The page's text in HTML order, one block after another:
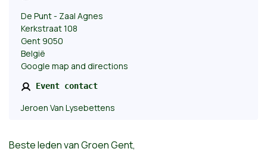
De Punt - Zaal Agnes
Kerkstraat 108
Gent 9050
België
Google map and directions
Event contact
Jeroen Van Lysebettens
Beste leden van Groen Gent,